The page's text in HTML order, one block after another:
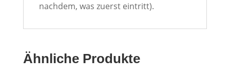
nachdem, was zuerst eintritt).
Ähnliche Produkte